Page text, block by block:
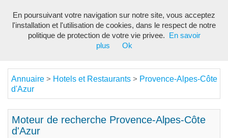
Annuaire > Hotels et Restaurants > Provence-Alpes-Côte
d'Azur
Moteur de recherche Provence-Alpes-Côte
d'Azur
En poursuivant votre navigation sur notre site, vous acceptez
l'installation et l'utilisation de cookies, dans le respect de notre
politique de protection de votre vie privee.
En savoir
plus
Ok